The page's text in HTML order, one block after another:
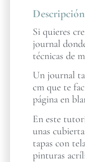
Descripción
Si quieres
journal
técnicas de
Un journal
cm que te
página en
En este
unas
tapas con
pinturas